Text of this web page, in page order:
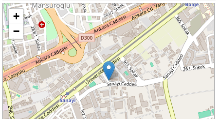
+
−